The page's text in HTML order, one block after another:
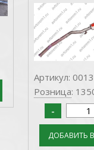
Артикул:
Розница: